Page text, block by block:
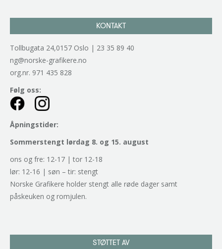
KONTAKT
Tollbugata 24,0157 Oslo | 23 35 89 40
ng@norske-grafikere.no
org.nr. 971 435 828
Følg oss:
Åpningstider:
Sommerstengt lørdag 8. og 15. august
ons og fre: 12-17 | tor 12-18
lør: 12-16 | søn – tir: stengt
Norske Grafikere holder stengt alle røde dager samt
påskeuken og romjulen.
STØTTET AV